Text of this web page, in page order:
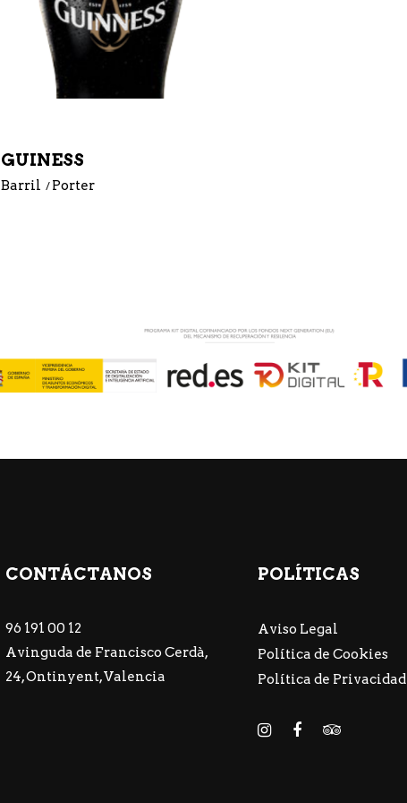
GUINESS
Barril Porter
CONTÁCTANOS
96 191 00 12
Avinguda de Francisco Cerdà,
24, Ontinyent, Valencia
POLÍTICAS
Aviso Legal
Política de Cookies
Política de Privacidad